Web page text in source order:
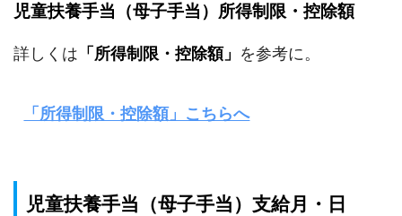
児童扶養手当（母子手当）所得制限・控除額
詳しくは 「所得制限・控除額」 を参考に。
「所得制限・控除額」こちらへ
児童扶養手当（母子手当）支給月・日